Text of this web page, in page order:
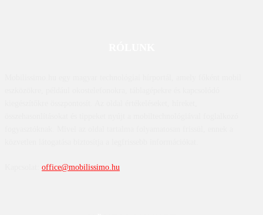
office@mobilissimo.hu